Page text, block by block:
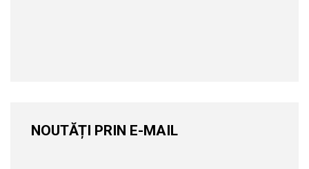
NOUTĂȚI PRIN E-MAIL